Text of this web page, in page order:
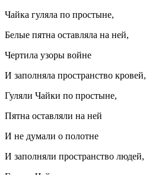
Чайка гуляла по простыне,
Белые пятна оставляла на ней,
Чертила узоры войне
И заполняла пространство кровей,
Гуляли Чайки по простыне,
Пятна оставляли на ней
И не думали о полотне
И заполняли пространство людей,